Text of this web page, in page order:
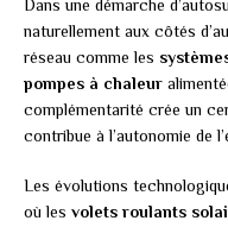
Dans une démarche
naturellement aux côtés
réseau comme les
pompes à chaleur
complémentarité crée un
contribue à l’autonomie de
Les évolutions
où les volets roulants